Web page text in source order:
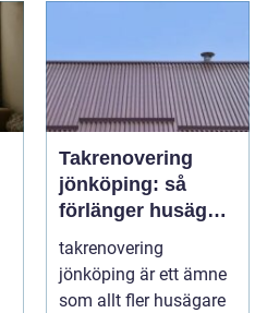
Takrenovering
jönköping: så
förlänger husägare
livslängden på
sina tak
takrenovering
jönköping är ett ämne
som allt fler husägare